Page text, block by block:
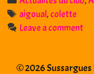
:
La
MEYRUEIS
Tags
aigoual, colette
Leave a comment
© 2026 Sussargues